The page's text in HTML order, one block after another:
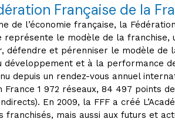
Française de la
de l’économie française, la
représente le modèle de la
défendre et pérenniser le modèle
développement et à la performance
depuis un rendez-vous annuel
1 972 réseaux, 84 497 points
En 2009, la FFF a créé
franchisés, mais aussi aux futurs et